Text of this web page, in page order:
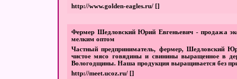
http://www.golden-eagles.ru/ []
Фермер Шедловский Юрий Евгеньевич - продажа
мелким оптом
Частный предприниматель, фермер, Шедловский
чистое мясо говядины и свинины выращенное в
Вологодщины. Наша продукция выращивается без
http://meet.ucoz.ru/ []